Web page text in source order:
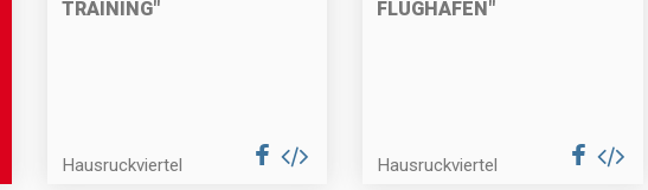
TRAINING"
Hausruckviertel
FLUGHAFEN"
Hausruckviertel